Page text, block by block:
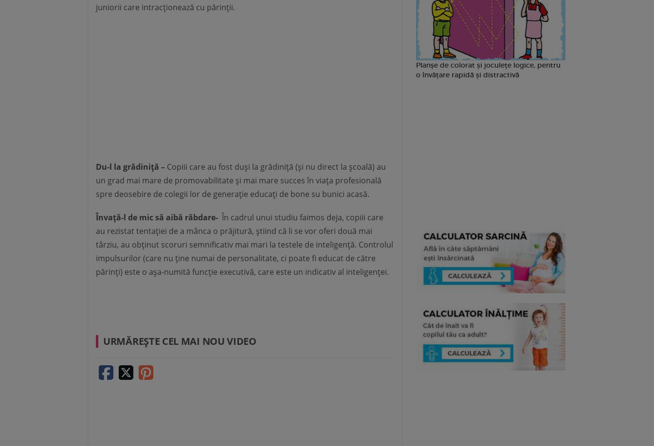
juniorii care intracționează cu părinții.
Du-l la grădiniță – Copiii care au fost duși la grădiniță (și nu direct la școală) au
un grad mai mare de promovabilitate și mai mare succes în viața profesională
spre deosebire de colegii lor de generație educați de bone su bunici acasă.
Învață-l de mic să aibă răbdare- În cadrul unui studiu faimos deja, copiii care
au rezistat tentației de a mânca o prăjitură, știind că li se vor oferi două mai
târziu, au obținut scoruri semnificativ mai mari la testele de inteligență. Controlul
impulsurilor (care nu ține numai de personalitate, ci poate fi educat de către
părinți) este o așa-numită funcție executivă, care este un indicativ al inteligenței.
URMĂREŞTE CEL MAI NOU VIDEO
Planșe de colorat și joculețe logice, pentru
o învățare rapidă și distractivă